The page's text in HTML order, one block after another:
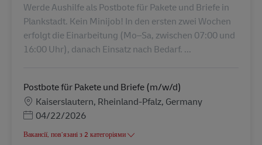
Werde Aushilfe als Postbote für Pakete und Briefe in
Plankstadt. Kein Minijob! In den ersten zwei Wochen
erfolgt die Einarbeitung (Mo–Sa, zwischen 07:00 und
16:00 Uhr), danach Einsatz nach Bedarf. ...
Postbote für Pakete und Briefe (m/w/d)
Місцезнаходження
Kaiserslautern, Rheinland-Pfalz, Germany
Posted Date
04/22/2026
Вакансії, пов’язані з 2 категоріями